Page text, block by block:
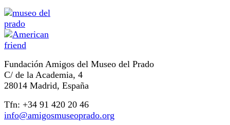
Fundación Amigos del Museo del Prado
C/ de la Academia, 4
28014 Madrid, España
Tfn: +34 91 420 20 46
info@amigosmuseoprado.org